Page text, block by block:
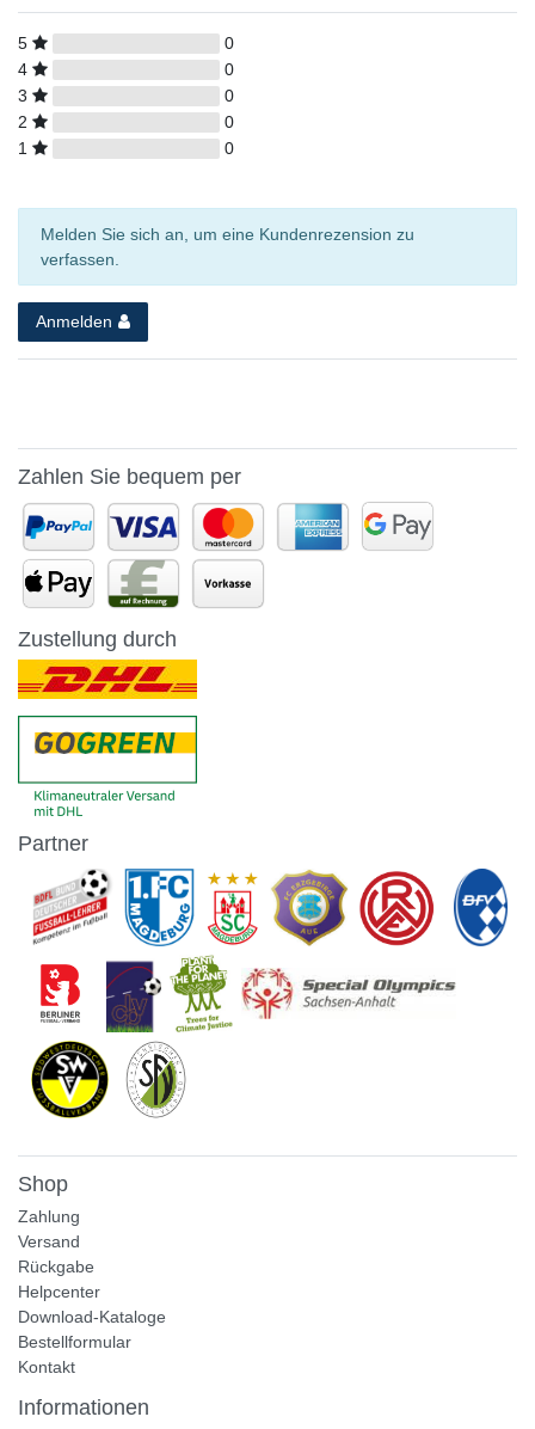
5
0
4
0
3
0
2
0
1
0
Melden Sie sich an, um eine Kundenrezension zu
verfassen.
Anmelden
Zahlen Sie bequem per
Zustellung durch
Partner
Shop
Zahlung
Versand
Rückgabe
Helpcenter
Download-Kataloge
Bestellformular
Kontakt
Informationen